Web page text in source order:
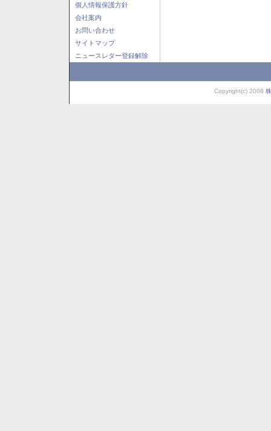
個人情報保護方針
会社案内
お問い合わせ
サイトマップ
ニュースレター登録解除
Copyright(c) 2008